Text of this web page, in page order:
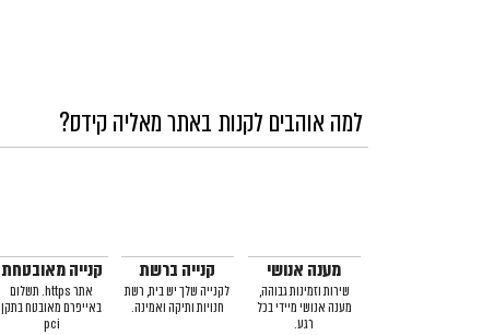
למה אוהבים לקנות באתר מאליה קידס?
קנייה מאובטחת
אתר https. תשלום
באייפרם מאובטח בתקן
pci
קנייה ברשת
לקנייה שלך יש בית, רשת
חנויות ותיקה ואמינה.
מענה אנושי
שירות וזמינות גבוהה,
מענה אנושי מיידי בכל
רגע.